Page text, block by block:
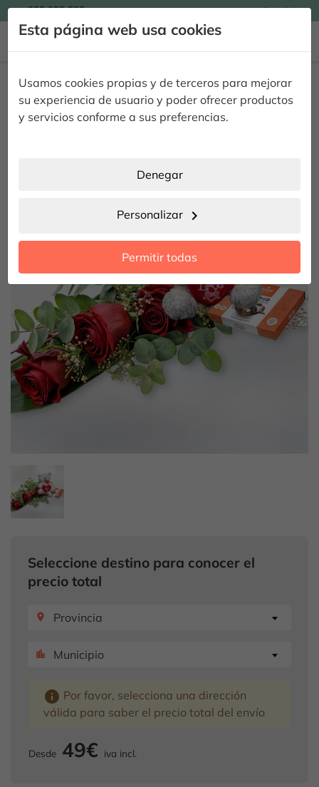
Esta página web usa cookies
Usamos cookies propias y de terceros para mejorar
su experiencia de usuario y poder ofrecer productos
y servicios conforme a sus preferencias.
Denegar
Personalizar chevron_right
Permitir todas
935 955 525 Español
Peluche
Pack 3 Rosas con Bombones y
Seleccione destino para conocer el
precio total
place Provincia
location_city Municipio
info Por favor, selecciona una dirección
válida para saber el precio total del envío
Desde 49€ iva incl.